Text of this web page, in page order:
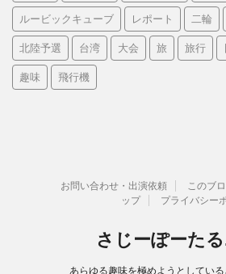
ルービックキューブ レポート 二輪
北陸予選 台湾 大会 旅 旅行
趣味 飛行機
お問い合わせ・出演依頼 このブ
ップ
プライバシー
さじーぽーた
あらゆる趣味を極めようとしてい